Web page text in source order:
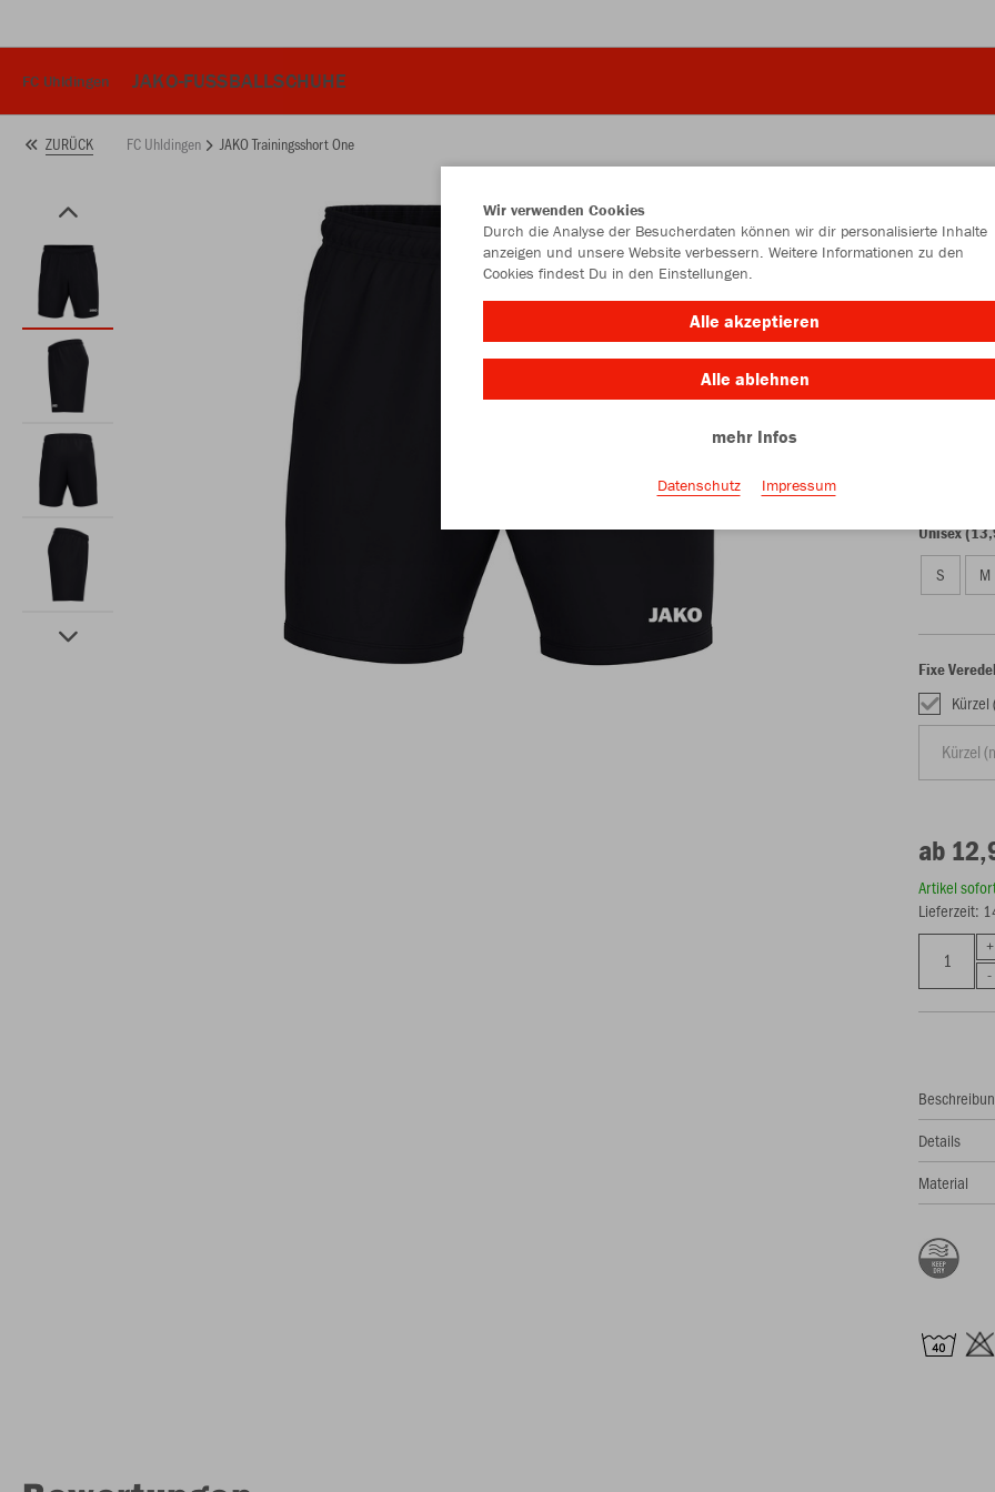
FC Uhldingen JAKO-FUSSBALLSCHUHE
ZURÜCK FC Uhldingen JAKO Trainingsshort One
Unisex
S M
Fixe
Kürzel
ab
Artikel
Lieferzeit:
Details
Material
Wir verwenden Cookies
Durch die Analyse der Besucherdaten können wir dir personalisierte Inhalte
anzeigen und unsere Website verbessern. Weitere Informationen zu den
Cookies findest Du in den Einstellungen.
Alle akzeptieren
Alle ablehnen
mehr Infos
Datenschutz Impressum